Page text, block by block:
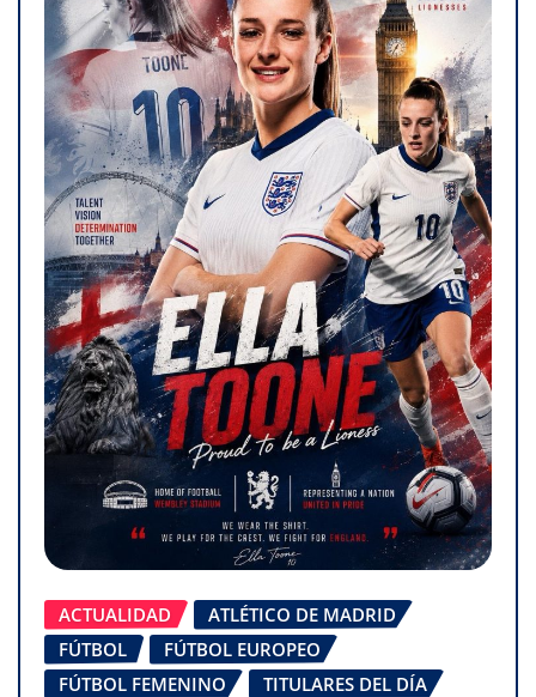
ACTUALIDAD
ATLÉTICO DE MADRID
FÚTBOL
FÚTBOL EUROPEO
FÚTBOL FEMENINO
TITULARES DEL DÍA